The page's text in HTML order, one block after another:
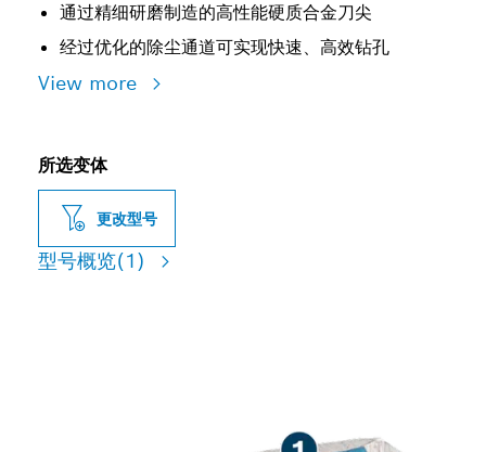
通过精细研磨制造的高性能硬质合金刀尖
经过优化的除尘通道可实现快速、高效钻孔
View more
所选变体
更改型号
型号概览(1)